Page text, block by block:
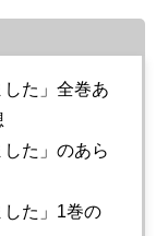
た」全巻あ
た」のあら
た」1巻の